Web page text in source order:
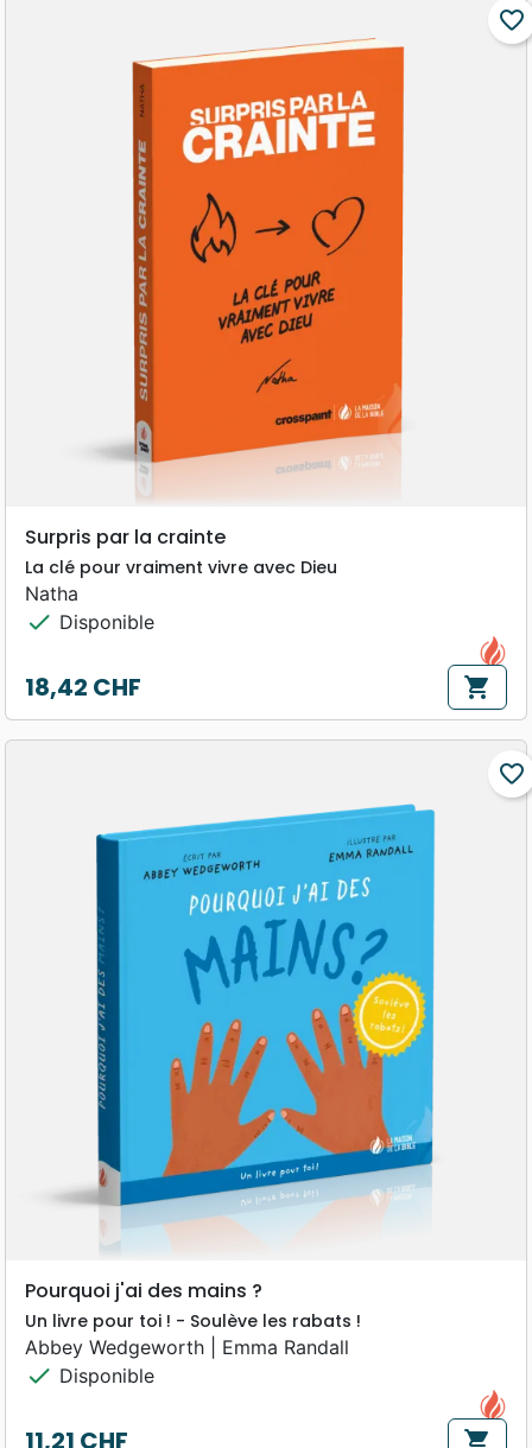
favorite_border
Surpris par la crainte
La clé pour vraiment vivre avec Dieu
Natha
check Disponible
Prix
18,42 CHF shopping_cart
favorite_border
Pourquoi j'ai des mains ?
Un livre pour toi ! - Soulève les rabats !
Abbey Wedgeworth | Emma Randall
check Disponible
11,21 CHF shopping_cart